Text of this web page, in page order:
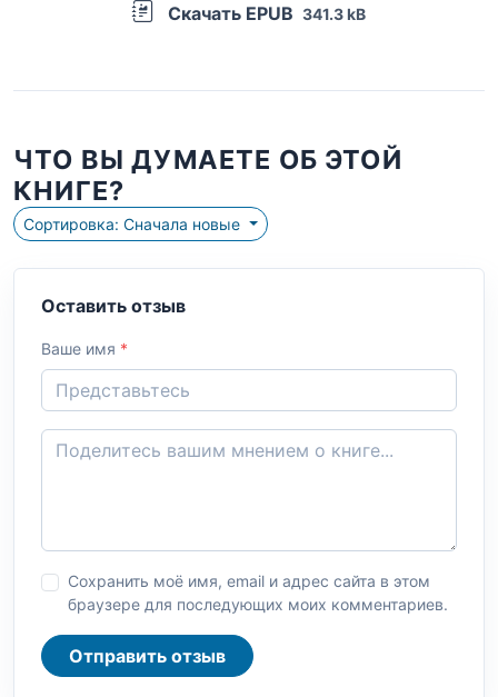
Скачать EPUB 341.3 kB
ЧТО ВЫ ДУМАЕТЕ ОБ ЭТОЙ
КНИГЕ?
Сортировка: Сначала новые
Оставить отзыв
Ваше имя *
Сохранить моё имя, email и адрес сайта в этом
браузере для последующих моих комментариев.
Отправить отзыв